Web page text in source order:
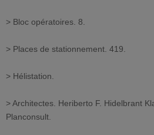
> Bloc opératoires. 8.
> Places de stationnement. 419.
> Hélistation.
> Architectes. Heriberto F. Hidelbrant
Planconsult.